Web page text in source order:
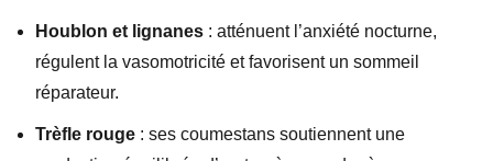
Houblon et lignanes : atténuent l’anxiété nocturne,
régulent la vasomotricité et favorisent un sommeil
réparateur.
Trèfle rouge : ses coumestans soutiennent une